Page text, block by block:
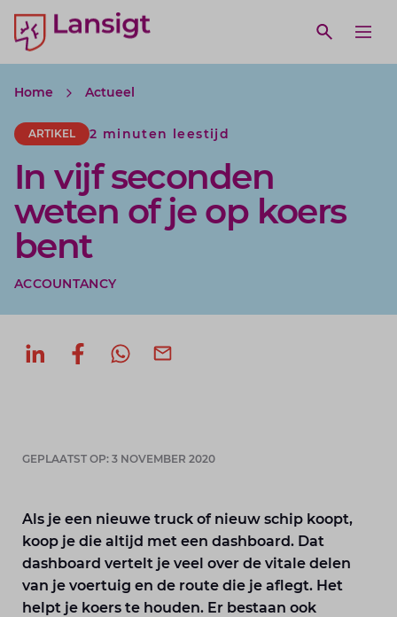
Lansigt Accountants logo
Open
search website
Home Actueel
ARTIKEL 2 minuten leestijd
In vijf seconden
weten of je op koers
bent
ACCOUNTANCY
Deel op LinkedIn
Deel op Facebook
GEPLAATST OP: 3 NOVEMBER 2020
Als je een nieuwe truck of nieuw schip koopt,
koop je die altijd met een dashboard. Dat
dashboard vertelt je veel over de vitale delen
van je voertuig en de route die je aflegt. Het
helpt je koers te houden. Er bestaan ook